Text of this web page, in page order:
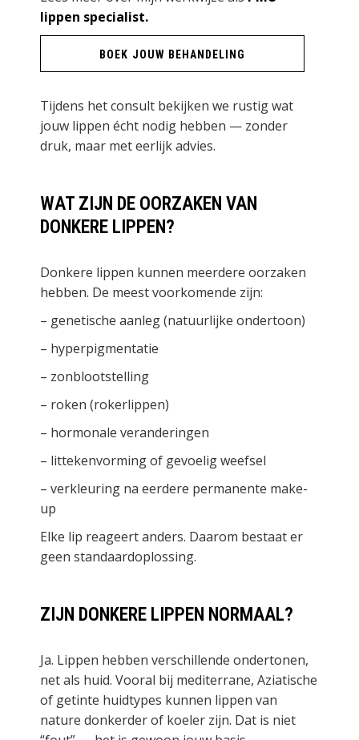
lippen specialist.
BOEK JOUW BEHANDELING
Tijdens het consult bekijken we rustig wat
jouw lippen écht nodig hebben — zonder
druk, maar met eerlijk advies.
WAT ZIJN DE OORZAKEN VAN
DONKERE LIPPEN?
Donkere lippen kunnen meerdere oorzaken
hebben. De meest voorkomende zijn:
– genetische aanleg (natuurlijke ondertoon)
– hyperpigmentatie
– zonblootstelling
– roken (rokerlippen)
– hormonale veranderingen
– littekenvorming of gevoelig weefsel
– verkleuring na eerdere permanente make-
up
Elke lip reageert anders. Daarom bestaat er
geen standaardoplossing.
ZIJN DONKERE LIPPEN NORMAAL?
Ja. Lippen hebben verschillende ondertonen,
net als huid. Vooral bij mediterrane, Aziatische
of getinte huidtypes kunnen lippen van
nature donkerder of koeler zijn. Dat is niet